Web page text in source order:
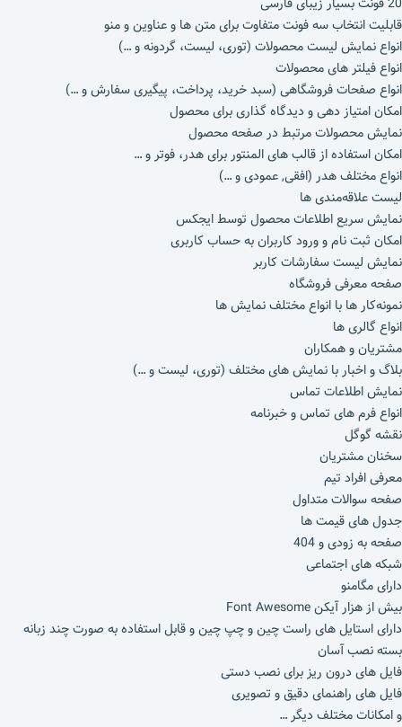
قابلیت انتخاب سه فونت متفاوت برای متن ها و عناوین و منو
انواع نمایش لیست محصولات (توری، لیست، گردونه و …)
انواع فیلتر های محصولات
انواع صفحات فروشگاهی (سبد خرید، پرداخت، پیگیری سفارش و …)
امکان امتیاز دهی و دیدگاه گذاری برای محصول
نمایش محصولات مرتبط در صفحه محصول
امکان استفاده از قالب های المنتور برای هدر، فوتر و …
انواع مختلف هدر (افقی, عمودی و …)
لیست علاقه‌مندی ها
نمایش سریع اطلاعات محصول توسط ایجکس
امکان ثبت نام و ورود کاربران به حساب کاربری
نمایش لیست سفارشات کاربر
صفحه معرفی فروشگاه
نمونه‌کار ها با انواع مختلف نمایش ها
انواع گالری ها
مشتریان و همکاران
بلاگ و اخبار با نمایش های مختلف (توری، لیست و …)
نمایش اطلاعات تماس
انواع فرم های تماس و خبرنامه
نقشه گوگل
سخنان مشتریان
معرفی افراد تیم
صفحه سوالات متداول
جدول های قیمت ها
صفحه به زودی و 404
شبکه های اجتماعی
دارای مگامنو
بیش از هزار آیکن Font Awesome
دارای استایل های راست چین و چپ چین و قابل استفاده به صورت چند زبانه
بسته نصب آسان
فایل های درون ریز برای نصب دستی
فایل های راهنمای دقیق و تصویری
و امکانات مختلف دیگر …